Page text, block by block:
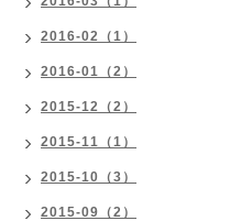
2016-02（1）
2016-01（2）
2015-12（2）
2015-11（1）
2015-10（3）
2015-09（2）